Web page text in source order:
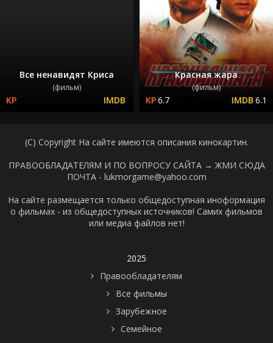
Все ненавидят Криса
(фильм)
Красная жара
(фильм)
6.7 6.1
(C) Copyright На сайте имеются описания кинокартин.
ПРАВООБЛАДАТЕЛЯМ И ПО ВОПРОСУ САЙТА → ЖМИ СЮДА
ПОЧТА - lukmorgame@yahoo.com
На сайте размещается только общедоступная иноформация
о фильмах - из общедоступных источников! Самих фильмов
или медиа файлов нет!
2025
Правообладателям
Все фильмы
Зарубежное
Семейное